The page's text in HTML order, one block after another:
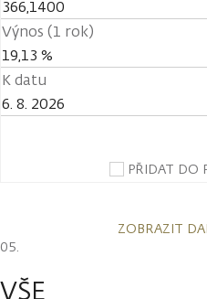
366,1400
Výnos (1 rok)
19,13 %
K datu
6. 8. 2026
PŘIDAT DO
ZOBRAZIT
VŠE